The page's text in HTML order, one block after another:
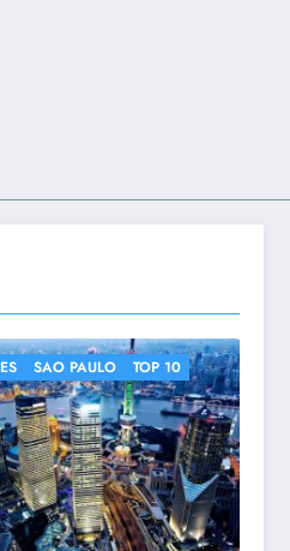
IMAGENS CURIOSAS
CURIOSAS